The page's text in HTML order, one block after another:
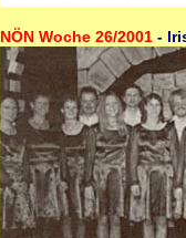
NÖN Woche 26/2001 -